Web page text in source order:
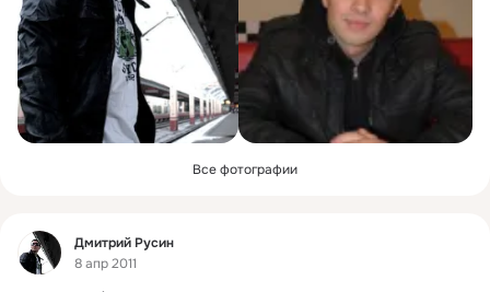
Все фотографии
Фид
Дмитрий Русин
8 апр 2011